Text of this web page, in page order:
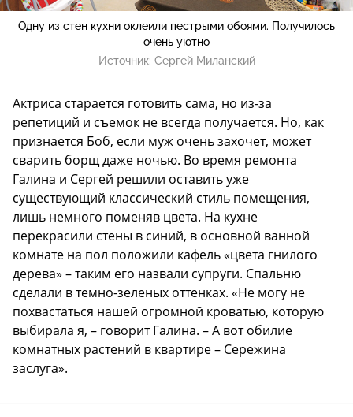
Одну из стен кухни оклеили пестрыми обоями. Получилось
очень уютно
Источник: Сергей Миланский
Актриса старается готовить сама, но из-за
репетиций и съемок не всегда получается. Но, как
признается Боб, если муж очень захочет, может
сварить борщ даже ночью. Во время ремонта
Галина и Сергей решили оставить уже
существующий классический стиль помещения,
лишь немного поменяв цвета. На кухне
перекрасили стены в синий, в основной ванной
комнате на пол положили кафель «цвета гнилого
дерева» – таким его назвали супруги. Спальню
сделали в темно-зеленых оттенках. «Не могу не
похвастаться нашей огромной кроватью, которую
выбирала я, – говорит Галина. – А вот обилие
комнатных растений в квартире – Сережина
заслуга».